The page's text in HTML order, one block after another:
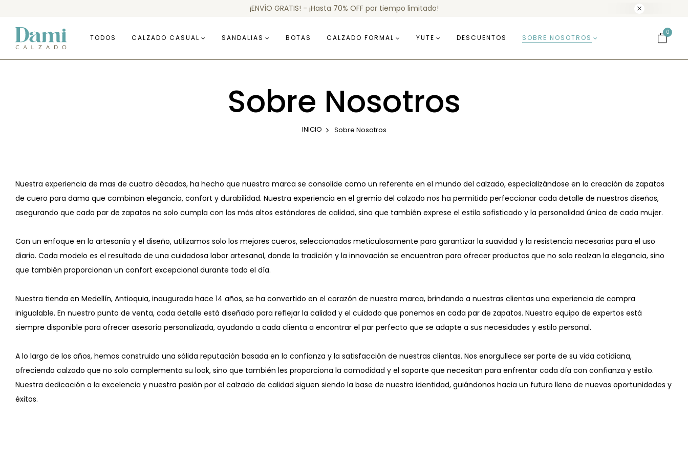
¡ENVÍO GRATIS! - ¡Hasta 70% OFF por tiempo limitado!
TODOS CALZADO CASUAL SANDALIAS BOTAS CALZADO FORMAL YUTE DESCUENTOS SOBRE NOSOTROS
0
Sobre Nosotros
INICIO Sobre Nosotros
Nuestra experiencia de mas de cuatro décadas, ha hecho que nuestra marca se consolide como un referente en el mundo del calzado, especializándose en la creación de zapatos
de cuero para dama que combinan elegancia, confort y durabilidad. Nuestra experiencia en el gremio del calzado nos ha permitido perfeccionar cada detalle de nuestros diseños,
asegurando que cada par de zapatos no solo cumpla con los más altos estándares de calidad, sino que también exprese el estilo sofisticado y la personalidad única de cada mujer.
Con un enfoque en la artesanía y el diseño, utilizamos solo los mejores cueros, seleccionados meticulosamente para garantizar la suavidad y la resistencia necesarias para el uso
diario. Cada modelo es el resultado de una cuidadosa labor artesanal, donde la tradición y la innovación se encuentran para ofrecer productos que no solo realzan la elegancia, sino
que también proporcionan un confort excepcional durante todo el día.
Nuestra tienda en Medellín, Antioquia, inaugurada hace 14 años, se ha convertido en el corazón de nuestra marca, brindando a nuestras clientas una experiencia de compra
inigualable. En nuestro punto de venta, cada detalle está diseñado para reflejar la calidad y el cuidado que ponemos en cada par de zapatos. Nuestro equipo de expertos está
siempre disponible para ofrecer asesoría personalizada, ayudando a cada clienta a encontrar el par perfecto que se adapte a sus necesidades y estilo personal.
A lo largo de los años, hemos construido una sólida reputación basada en la confianza y la satisfacción de nuestras clientas. Nos enorgullece ser parte de su vida cotidiana,
ofreciendo calzado que no solo complementa su look, sino que también les proporciona la comodidad y el soporte que necesitan para enfrentar cada día con confianza y estilo.
Nuestra dedicación a la excelencia y nuestra pasión por el calzado de calidad siguen siendo la base de nuestra identidad, guiándonos hacia un futuro lleno de nuevas oportunidades y
éxitos.